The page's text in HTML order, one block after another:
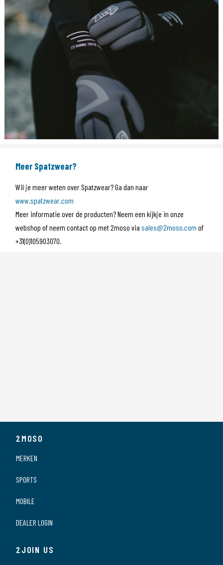
Meer Spatzwear?
Wil je meer weten over Spatzwear? Ga dan naar
www.spatzwear.com
Meer informatie over de producten? Neem een kijkje in onze
webshop of neem contact op met 2moso via sales@2moso.com of
+31(0)105903070.
2MOSO
MERKEN
SPORTS
MOBILE
DEALER LOGIN
2JOIN US